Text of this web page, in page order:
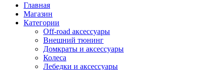
Главная
Магазин
Категории
Off-road аксессуары
Внешний тюнинг
Домкраты и аксессуары
Колеса
Лебедки и аксессуары